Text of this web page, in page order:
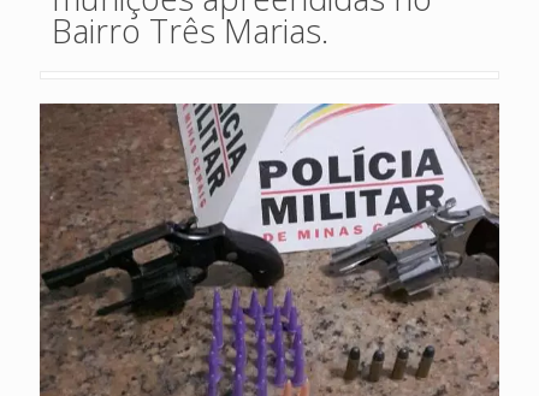
Bairro Três Marias.